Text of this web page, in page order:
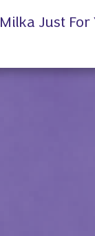
Milka Just For